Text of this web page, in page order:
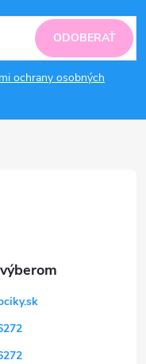
ochrany osobných
ODOBERAŤ